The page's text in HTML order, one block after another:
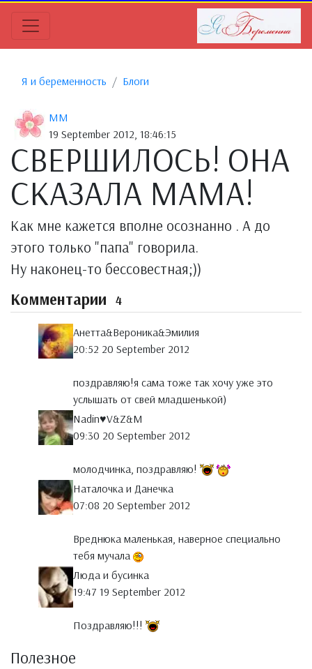
Я и беременность Блоги
MM
19 September 2012, 18:46:15
СВЕРШИЛОСЬ! ОНА
СКАЗАЛА МАМА!
Как мне кажется вполне осознанно . А до
этого только "папа" говорила.
Ну наконец-то бессовестная;))
Комментарии 4
Анетта&Вероника&Эмилия
20:52 20 September 2012
поздравляю!я сама тоже так хочу уже это
услышать от свей младшенькой)
Nadin♥V&Z&M
09:30 20 September 2012
молодчинка, поздравляю!
Наталочка и Данечка
07:08 20 September 2012
Вреднюка маленькая, наверное специально
тебя мучала
Люда и бусинка
19:47 19 September 2012
Поздравляю!!!
Полезное